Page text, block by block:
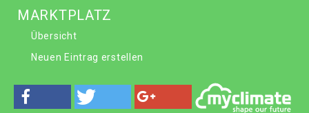
MARKTPLATZ
Übersicht
Neuen Eintrag erstellen